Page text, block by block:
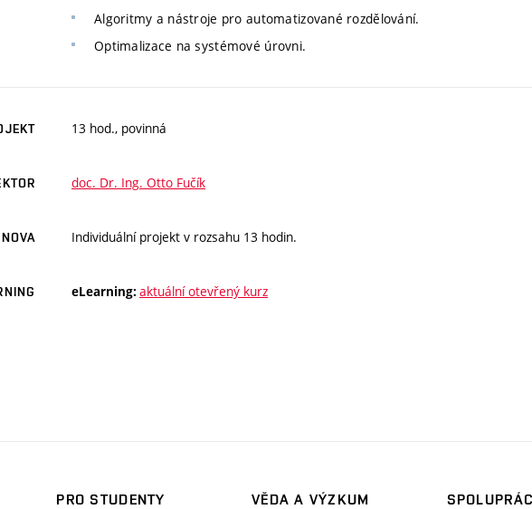
Algoritmy a nástroje pro automatizované rozdělování.
Optimalizace na systémové úrovni.
13 hod., povinná
doc. Dr. Ing. Otto Fučík
Individuální projekt v rozsahu 13 hodin.
eLearning: aktuální otevřený kurz
PRO STUDENTY VĚDA A VÝZKUM